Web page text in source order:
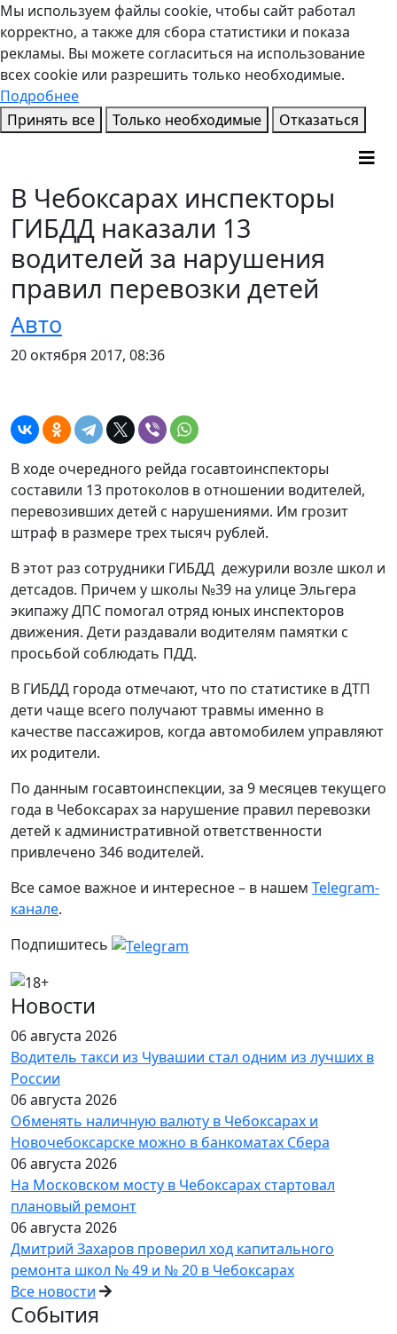
Мы используем файлы cookie, чтобы сайт работал
корректно, а также для сбора статистики и показа
рекламы. Вы можете согласиться на использование
всех cookie или разрешить только необходимые.
Подробнее
Принять все
Только необходимые Отказаться
В Чебоксарах инспекторы
ГИБДД наказали 13
водителей за нарушения
правил перевозки детей
Авто
20 октября 2017, 08:36
В ходе очередного рейда госавтоинспекторы
составили 13 протоколов в отношении водителей,
перевозивших детей с нарушениями. Им грозит
штраф в размере трех тысяч рублей.
В этот раз сотрудники ГИБДД дежурили возле школ и
детсадов. Причем у школы №39 на улице Эльгера
экипажу ДПС помогал отряд юных инспекторов
движения. Дети раздавали водителям памятки с
просьбой соблюдать ПДД.
В ГИБДД города отмечают, что по статистике в ДТП
дети чаще всего получают травмы именно в
качестве пассажиров, когда автомобилем управляют
их родители.
По данным госавтоинспекции, за 9 месяцев текущего
года в Чебоксарах за нарушение правил перевозки
детей к административной ответственности
привлечено 346 водителей.
Все самое важное и интересное – в нашем Telegram-
канале.
Подпишитесь
Новости
06 августа 2026
Водитель такси из Чувашии стал одним из лучших в
России
06 августа 2026
Обменять наличную валюту в Чебоксарах и
Новочебоксарске можно в банкоматах Сбера
06 августа 2026
На Московском мосту в Чебоксарах стартовал
плановый ремонт
06 августа 2026
Дмитрий Захаров проверил ход капитального
ремонта школ № 49 и № 20 в Чебоксарах
Все новости
События